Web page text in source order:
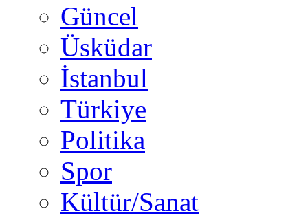
Güncel
Üsküdar
İstanbul
Türkiye
Politika
Spor
Kültür/Sanat